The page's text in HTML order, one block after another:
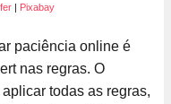
| Pixabay
paciência online é
nas regras. O
todas as regras,